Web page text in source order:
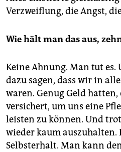
Verzweiflung, die Angst,
Wie hält man das aus,
Keine Ahnung. Man tut es.
dazu sagen, dass wir in
waren. Genug Geld
versichert, um uns eine
leisten zu können. Und
wieder kaum auszuhalten.
Selbsterhalt. Man kann